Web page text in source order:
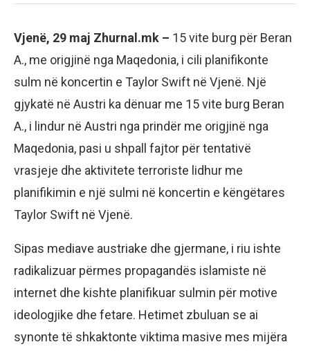
Vjenë, 29 maj Zhurnal.mk – 15 vite burg për Beran
А., me origjinë nga Maqedonia, i cili planifikonte
sulm në koncertin e Taylor Swift në Vjenë. Një
gjykatë në Austri ka dënuar me 15 vite burg Beran
А., i lindur në Austri nga prindër me origjinë nga
Maqedonia, pasi u shpall fajtor për tentativë
vrasjeje dhe aktivitete terroriste lidhur me
planifikimin e një sulmi në koncertin e këngëtares
Taylor Swift në Vjenë.
Sipas mediave austriake dhe gjermane, i riu ishte
radikalizuar përmes propagandës islamiste në
internet dhe kishte planifikuar sulmin për motive
ideologjike dhe fetare. Hetimet zbuluan se ai
synonte të shkaktonte viktima masive mes mijëra